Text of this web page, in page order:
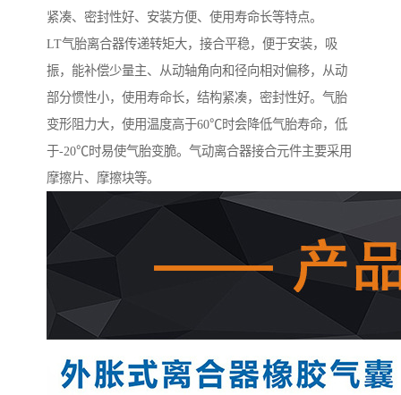
紧凑、密封性好、安装方便、使用寿命长等特点。
LT气胎离合器传递转矩大，接合平稳，便于安装，吸
振，能补偿少量主、从动轴角向和径向相对偏移，从动
部分惯性小，使用寿命长，结构紧凑，密封性好。气胎
变形阻力大，使用温度高于60℃时会降低气胎寿命，低
于-20℃时易使气胎变脆。气动离合器接合元件主要采用
摩擦片、摩擦块等。